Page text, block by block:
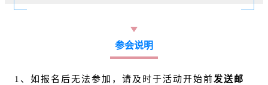
参会说明
1、如报名后无法参加，请及时于活动开始前发送邮